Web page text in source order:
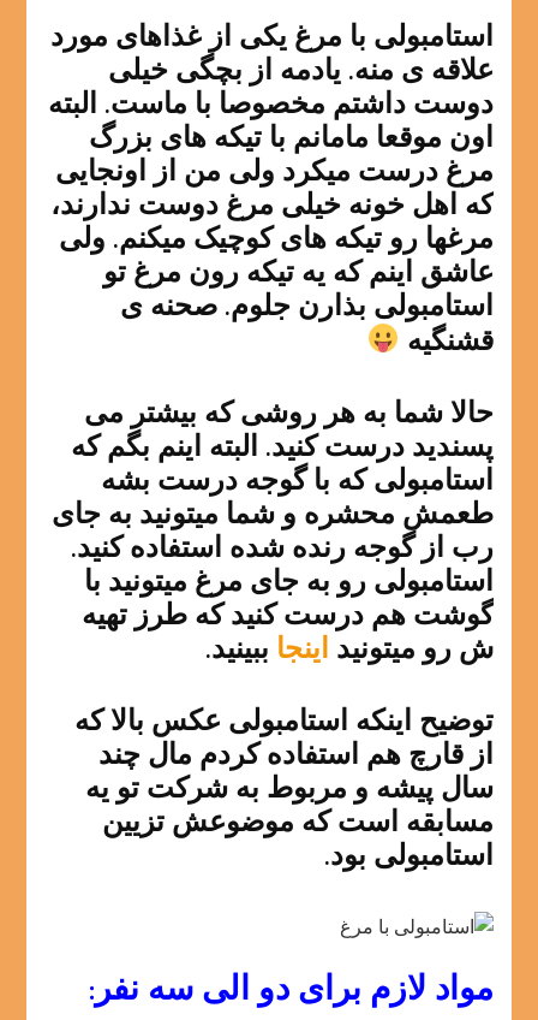
استامبولی با مرغ یکی از غذاهای مورد
علاقه ی منه. یادمه از بچگی خیلی
دوست داشتم مخصوصا با ماست. البته
اون موقعا مامانم با تیکه های بزرگ
مرغ درست میکرد ولی من از اونجایی
که اهل خونه خیلی مرغ دوست ندارند،
مرغها رو تیکه های کوچیک میکنم. ولی
عاشق اینم که یه تیکه رون مرغ تو
استامبولی بذارن جلوم. صحنه ی
قشنگیه
حالا شما به هر روشی که بیشتر می
پسندید درست کنید. البته اینم بگم که
استامبولی که با گوجه درست بشه
طعمش محشره و شما میتونید به جای
رب از گوجه رنده شده استفاده کنید.
استامبولی رو به جای مرغ میتونید با
گوشت هم درست کنید که طرز تهیه
ش رو میتونید اینجا ببینید.
توضیح اینکه استامبولی عکس بالا که
از قارچ هم استفاده کردم مال چند
سال پیشه و مربوط به شرکت تو یه
مسابقه است که موضوعش تزیین
استامبولی بود.
مواد لازم برای دو الی سه نفر: